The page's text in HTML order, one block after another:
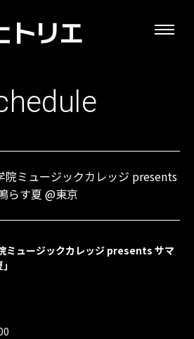
ミュージックカレッジ presents
らす夏 @東京
ミュージックカレッジ presents サマ